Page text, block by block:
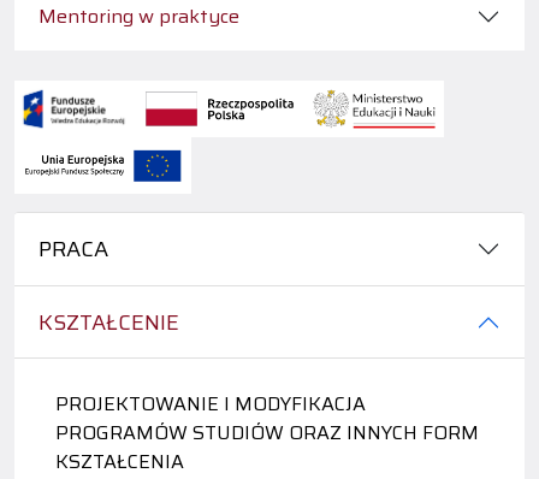
PRACA
KSZTAŁCENIE
PROJEKTOWANIE I MODYFIKACJA
PROGRAMÓW STUDIÓW ORAZ INNYCH FORM
KSZTAŁCENIA
Mentoring w praktyce